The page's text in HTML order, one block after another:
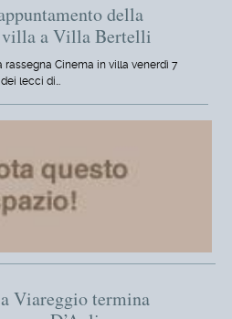
della
villa a Villa Bertelli
Cinema in villa venerdì 7
lecci di…
Viareggio termina